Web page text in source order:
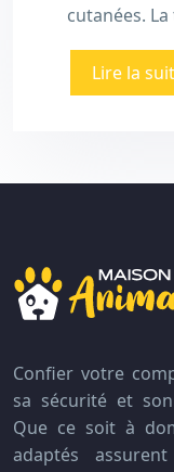
cutanées.
Lire la
Confier votre
sa sécurité et
Que ce soit à
adaptés